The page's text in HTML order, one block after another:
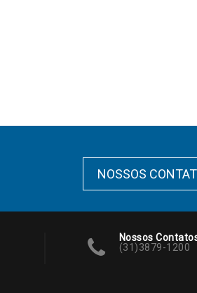
NOSSOS
Nossos
(31)3879-1200